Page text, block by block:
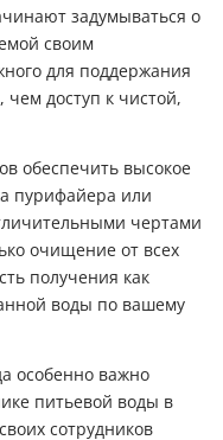
задумываться о
своим
для поддержания
доступ к чистой,
обеспечить высокое
пурифайера или
чертами
очищение от всех
получения как
воды по вашему
особенно важно
питьевой воды в
сотрудников